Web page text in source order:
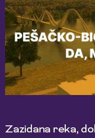
Zazidana reka,